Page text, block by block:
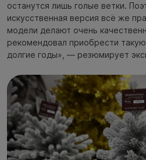
останутся лишь голые ветки.
искусственная версия всё же
модели делают очень
рекомендовал приобрести
долгие годы», — резюмирует